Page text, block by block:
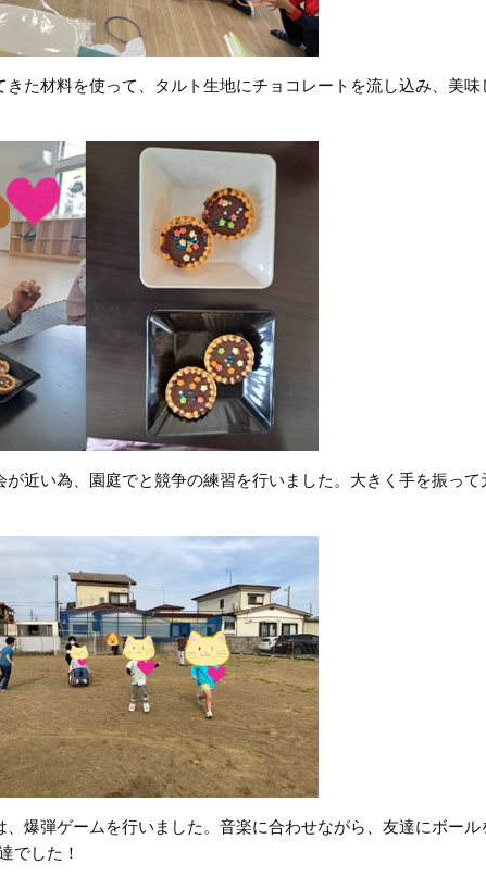
た材料を使って、タルト生地にチョコレートを流し込み、美味
近い為、園庭でと競争の練習を行いました。大きく手を振って
爆弾ゲームを行いました。音楽に合わせながら、友達にボール
でした！